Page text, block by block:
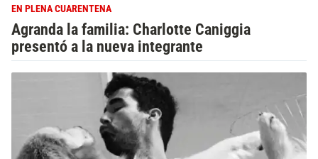
EN PLENA CUARENTENA
Agranda la familia: Charlotte Caniggia
presentó a la nueva integrante